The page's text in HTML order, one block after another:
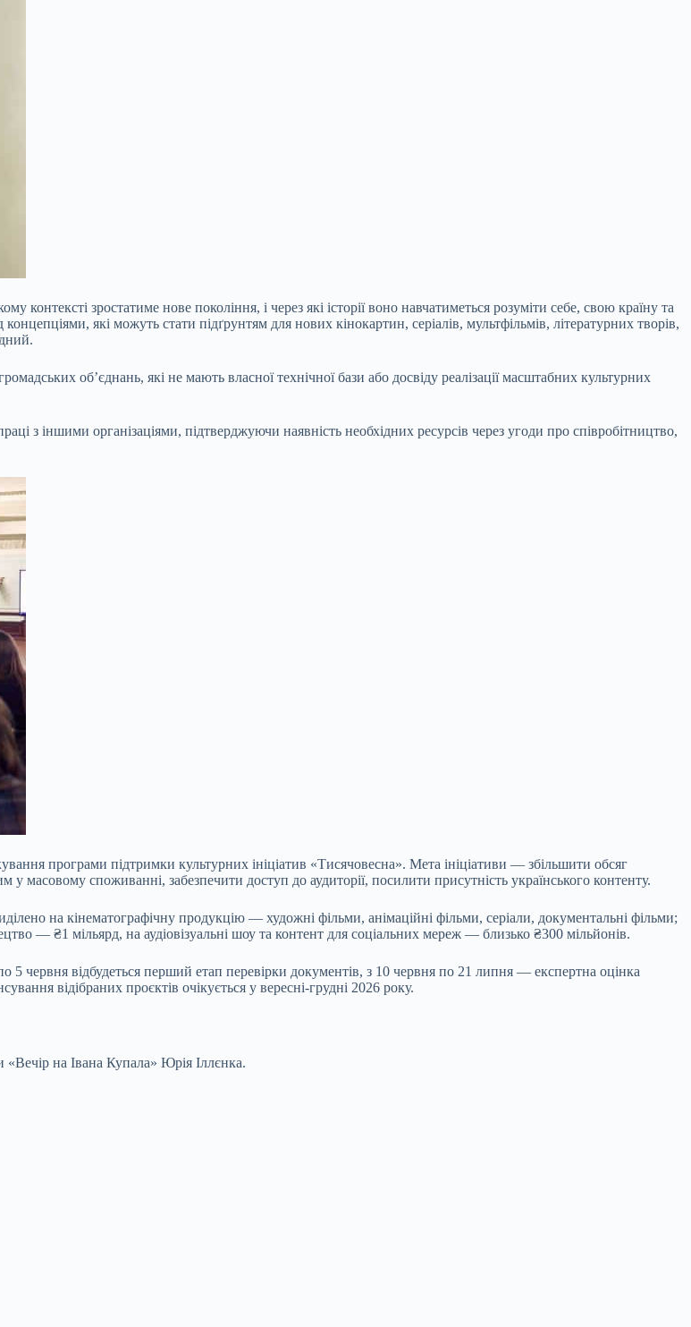
зростатиме нове покоління, і через які історії воно навчатиметься розуміти себе, свою країну та
які можуть стати підґрунтям для нових кінокартин, серіалів, мультфільмів, літературних творів,
об’єднань, які не мають власної технічної бази або досвіду реалізації масштабних культурних
з іншими організаціями, підтверджуючи наявність необхідних ресурсів через угоди про співробітництво,
програми підтримки культурних ініціатив «Тисячовесна». Мета ініціативи — збільшити обсяг
масовому споживанні, забезпечити доступ до аудиторії, посилити присутність українського контенту.
на кінематографічну продукцію — художні фільми, анімаційні фільми, серіали, документальні фільми;
— ₴1 мільярд, на аудіовізуальні шоу та контент для соціальних мереж — близько ₴300 мільйонів.
5 червня відбудеться перший етап перевірки документів, з 10 червня по 21 липня — експертна оцінка
відібраних проєктів очікується у вересні-грудні 2026 року.
на Івана Купала» Юрія Іллєнка.